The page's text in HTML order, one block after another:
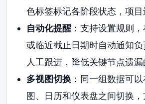
色标签标记各阶段状态，项目
自动化提醒：支持设置规则
或临近截止日期时自动通知
人工跟进，降低关键节点遗漏
多视图切换：同一组数据可
图、日历和仪表盘之间切换